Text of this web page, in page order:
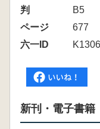
判
B5
ページ
677
六一ID
新刊・電子書籍